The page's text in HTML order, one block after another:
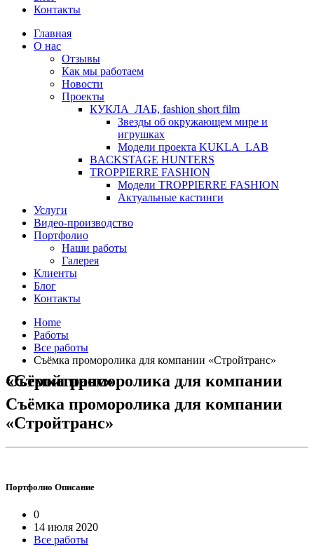
Контакты
Главная
О нас
Отзывы
Как мы работаем
Новости
Проекты
КУКЛА_ЛАБ, fashion short film
Звезды об окружающем мире и
игрушках
Модели проекта KUKLA_LAB
BACKSTAGE HUNTERS
TROPPIERRE FASHION
Модели TROPPIERRE FASHION
Актуальные кастинги
Услуги
Видео-производство
Портфолио
Наши работы
Галерея
Клиенты
Блог
Контакты
Home
Работы
Все работы
Съёмка проморолика для компании «Стройтранс»
Съёмка проморолика для компании «Стройтранс»
Съёмка проморолика для компании
«Стройтранс»
Портфолио Описание
0
14 июля 2020
Все работы